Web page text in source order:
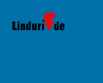
Inhalt
Linduri.de